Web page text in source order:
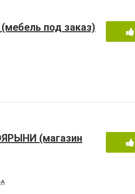
под заказ)
(магазин
А